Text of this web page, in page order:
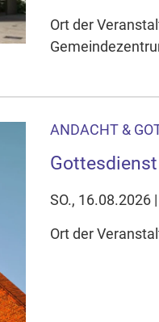
Ort der
ANDACHT &
Gottesdienst
SO., 16.08.2026
Ort der